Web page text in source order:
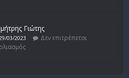
Γιώτης
03/2023
Δεν επιτρέπεται